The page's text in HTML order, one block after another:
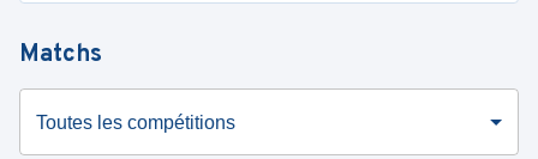
Matchs
Toutes les compétitions